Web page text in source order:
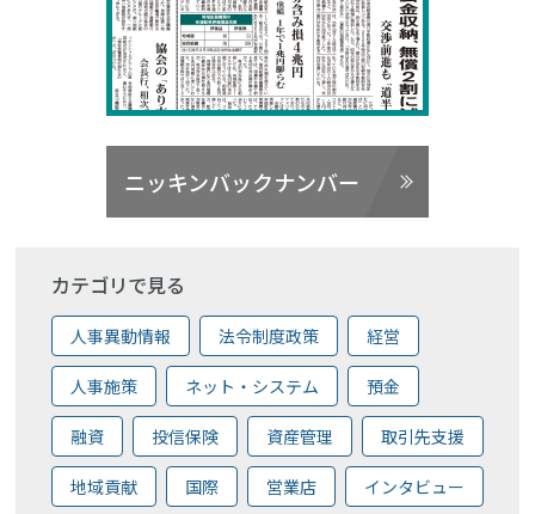
ニッキンバックナンバー
カテゴリで見る
人事異動情報 法令制度政策 経営
人事施策 ネット・システム 預金
融資 投信保険 資産管理 取引先支援
地域貢献 国際 営業店 インタビュー